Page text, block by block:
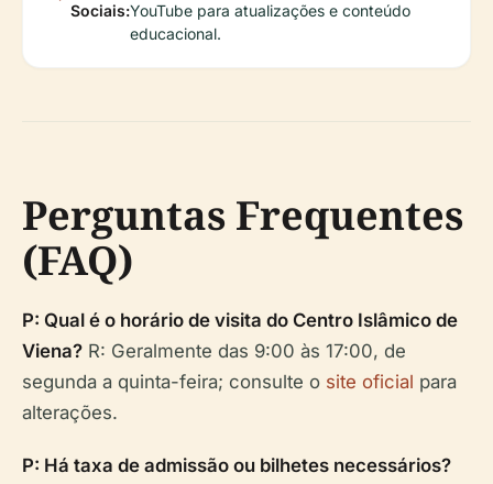
Sociais:YouTube para atualizações e conteúdo
educacional.
Perguntas Frequentes
(FAQ)
P: Qual é o horário de visita do Centro Islâmico de
Viena? R: Geralmente das 9:00 às 17:00, de
segunda a quinta-feira; consulte o site oficial para
alterações.
P: Há taxa de admissão ou bilhetes necessários?